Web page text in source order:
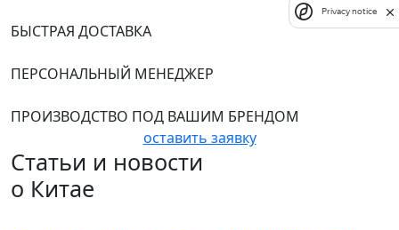
БЫСТРАЯ ДОСТАВКА
ПЕРСОНАЛЬНЫЙ МЕНЕДЖЕР
ПРОИЗВОДСТВО ПОД ВАШИМ БРЕНДОМ
оставить заявку
Статьи и новости
о Китае
Privacy notice